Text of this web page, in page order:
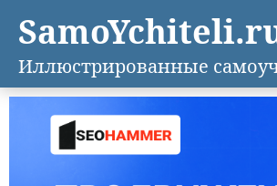
Иллюстрированные